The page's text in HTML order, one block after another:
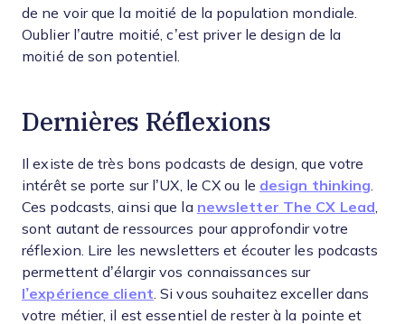
de ne voir que la moitié de la population mondiale.
Oublier l’autre moitié, c’est priver le design de la
moitié de son potentiel.
Dernières Réflexions
Il existe de très bons podcasts de design, que votre
intérêt se porte sur l’UX, le CX ou le design thinking
Ces podcasts, ainsi que la newsletter The CX Lead
sont autant de ressources pour approfondir votre
réflexion. Lire les newsletters et écouter les podcasts
permettent d’élargir vos connaissances sur
l’expérience client . Si vous souhaitez exceller dans
votre métier, il est essentiel de rester à la pointe et